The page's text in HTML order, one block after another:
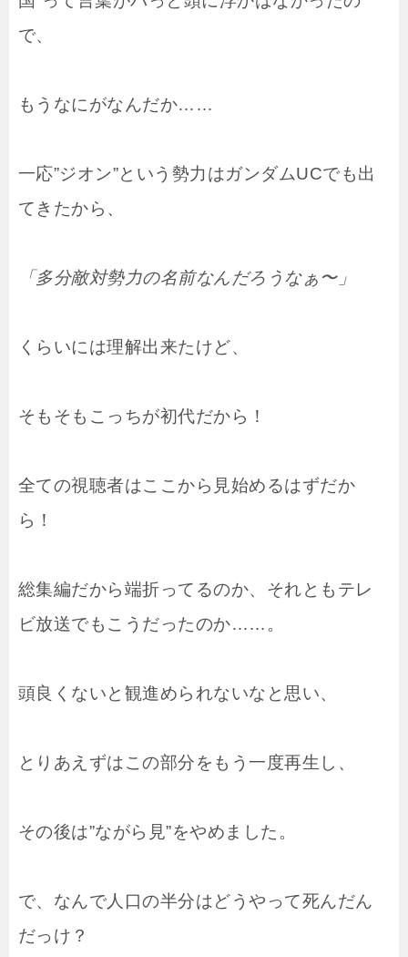
で、
もうなにがなんだか……
一応”ジオン”という勢力はガンダムUCでも出
てきたから、
「多分敵対勢力の名前なんだろうなぁ〜」
くらいには理解出来たけど、
そもそもこっちが初代だから！
全ての視聴者はここから見始めるはずだか
ら！
総集編だから端折ってるのか、それともテレ
ビ放送でもこうだったのか……。
頭良くないと観進められないなと思い、
とりあえずはこの部分をもう一度再生し、
その後は”ながら見”をやめました。
で、なんで人口の半分はどうやって死んだん
だっけ？